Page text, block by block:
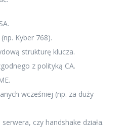
Kyber 768).
strukturę klucza.
z polityką CA.
wcześniej (np. za duży
czy handshake działa.